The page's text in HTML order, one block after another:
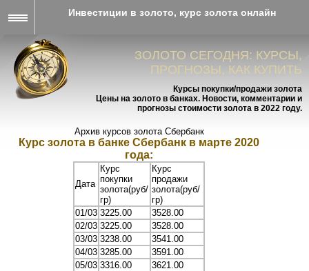
Инвестиции в золото, курс золота онлайн
ЗОЛОТО СЕГОДНЯ: КУРСЫ,
ПРОГНОЗЫ, КАК КУПИТЬ
Курсы покупки/продажи золота
Цены на золото в банках. Новости, комментарии и
прогнозы стоимости золота в 2022 году.
Архив курсов золота Сбербанк
Курс золота в банке Сбербанк в марте 2020
года:
Дата
Курс
покупки
золота(руб/
гр)
Курс
продажи
золота(руб/
гр)
01/03 3225.00
3528.00
02/03 3225.00
3528.00
03/03 3238.00
3541.00
04/03 3285.00
3591.00
05/03 3316.00
3621.00